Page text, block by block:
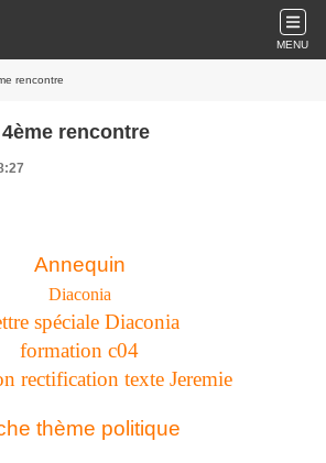
MENU
rencontre
rencontre
Annequin
Diaconia
spéciale Diaconia
formation c04
rectification texte Jeremie
thème politique